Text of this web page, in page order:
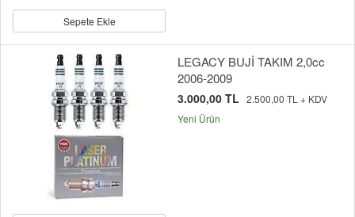
Sepete Ekle
LEGACY BUJİ TAKIM 2,0cc
2006-2009
3.000,00 TL 2.500,00 TL + KDV
Yeni Ürün